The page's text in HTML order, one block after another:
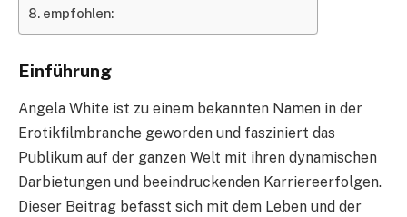
empfohlen:
Einführung
Angela White ist zu einem bekannten Namen in der
Erotikfilmbranche geworden und fasziniert das
Publikum auf der ganzen Welt mit ihren dynamischen
Darbietungen und beeindruckenden Karriereerfolgen.
Dieser Beitrag befasst sich mit dem Leben und der